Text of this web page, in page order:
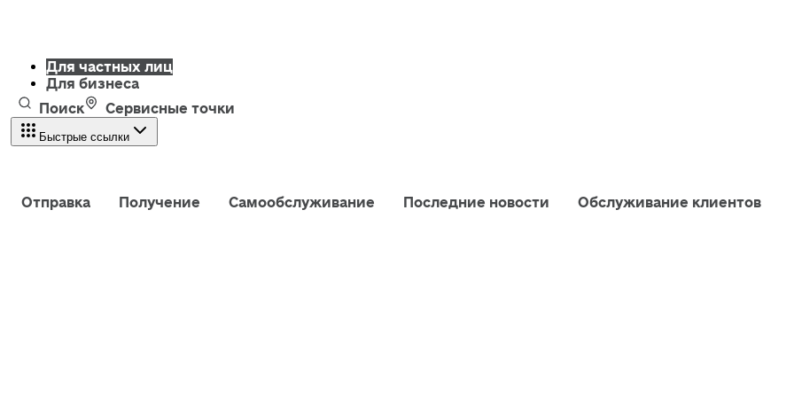
Для частных лиц
Для бизнеса
Поиск
Сервисные точки
Быстрые ссылки
Отправка Получение Самообслуживание Последние новости Обслуживание клиентов